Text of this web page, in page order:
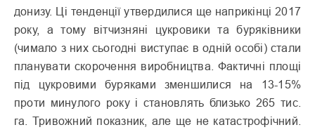
донизу. Ці тенденції утвердилися ще наприкінці 2017
року, а тому вітчизняні цукровики та буряківники
(чимало з них сьогодні виступає в одній особі) стали
планувати скорочення виробництва. Фактичні площі
під цукровими буряками зменшилися на 13-15%
проти минулого року і становлять близько 265 тис.
га. Тривожний показник, але ще не катастрофічний.